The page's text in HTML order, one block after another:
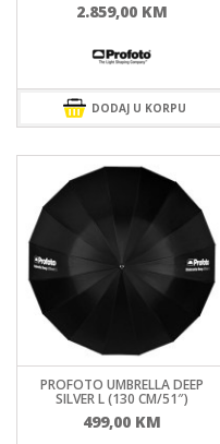
2.859,00 KM
DODAJ U KORPU
PROFOTO UMBRELLA DEEP
SILVER L (130 CM/51″)
499,00 KM